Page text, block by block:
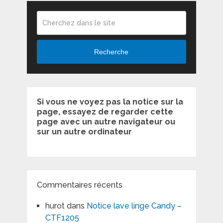
Recherche
Si vous ne voyez pas la notice sur la
page, essayez de regarder cette
page avec un autre navigateur ou
sur un autre ordinateur
Commentaires récents
hurotdans Notice lave linge Candy –
CTF1205